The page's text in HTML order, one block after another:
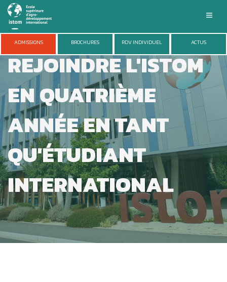
Aller
contenu
principal
ISTOM
FORMATIONS
ADMISSIONS
VIE DU CAMPUS
ENTREPRISES
RECHERCHE
ADMISSIONS BROCHURES RDV INDIVIDUEL ACTUS
REJOINDRE L'ISTOM
EN QUATRIÈME
ANNÉE EN TANT
QU'ÉTUDIANT
INTERNATIONAL